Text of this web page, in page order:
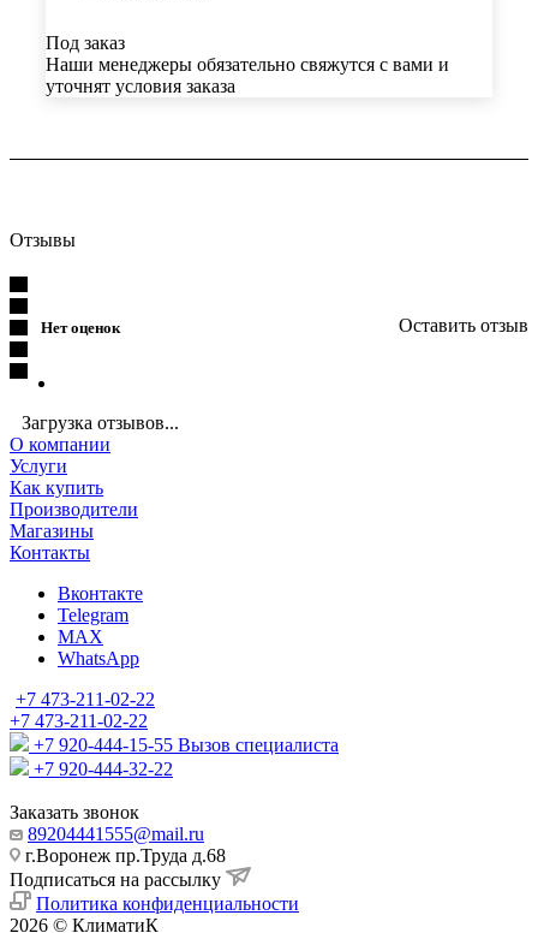
Под заказ
Наши менеджеры обязательно свяжутся с вами и
уточнят условия заказа
Отзывы
Нет оценок Оставить отзыв
Загрузка отзывов...
О компании
Услуги
Как купить
Производители
Магазины
Контакты
Вконтакте
Telegram
MAX
WhatsApp
+7 473-211-02-22
+7 473-211-02-22
+7 920-444-15-55 Вызов специалиста
+7 920-444-32-22
Заказать звонок
89204441555@mail.ru
г.Воронеж пр.Труда д.68
Подписаться на рассылку
Политика конфиденциальности
2026 © КлиматиК